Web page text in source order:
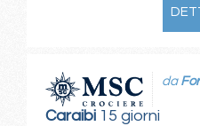
Caraibi15 giorni
da